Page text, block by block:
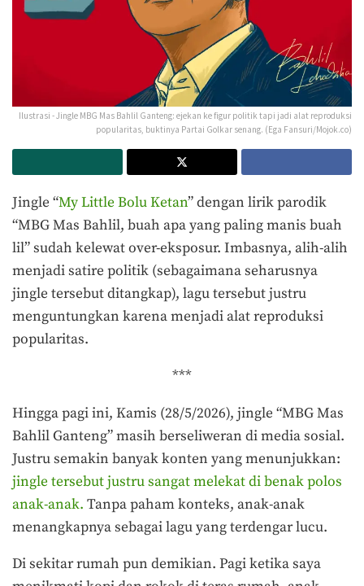
Ilustrasi - Jingle MBG Mas Bahlil Ganteng: ejekan ke figur politik tapi jadi alat reproduksi
popularitas, buktinya Partai Golkar senang. (Ega Fansuri/Mojok.co)
Jingle “My Little Bolu Ketan” dengan lirik parodik
“MBG Mas Bahlil, buah apa yang paling manis buah
lil” sudah kelewat over-eksposur. Imbasnya, alih-alih
menjadi satire politik (sebagaimana seharusnya
jingle tersebut ditangkap), lagu tersebut justru
menguntungkan karena menjadi alat reproduksi
popularitas.
***
Hingga pagi ini, Kamis (28/5/2026), jingle “MBG Mas
Bahlil Ganteng” masih berseliweran di media sosial.
Justru semakin banyak konten yang menunjukkan:
jingle tersebut justru sangat melekat di benak polos
anak-anak. Tanpa paham konteks, anak-anak
menangkapnya sebagai lagu yang terdengar lucu.
Di sekitar rumah pun demikian. Pagi ketika saya